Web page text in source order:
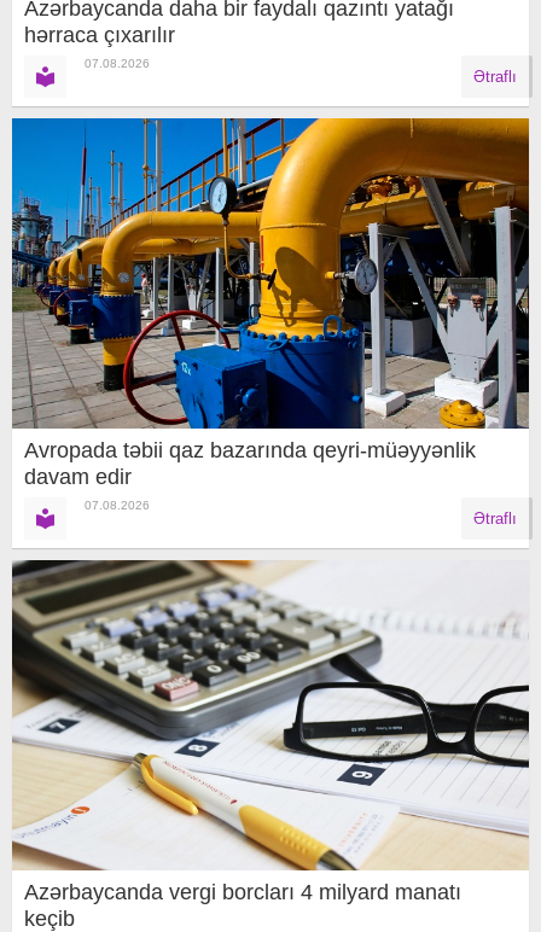
Azərbaycanda daha bir faydalı qazıntı yatağı
hərraca çıxarılır
07.08.2026
Ətraflı
Avropada təbii qaz bazarında qeyri-müəyyənlik
davam edir
07.08.2026
Ətraflı
Azərbaycanda vergi borcları 4 milyard manatı
keçib